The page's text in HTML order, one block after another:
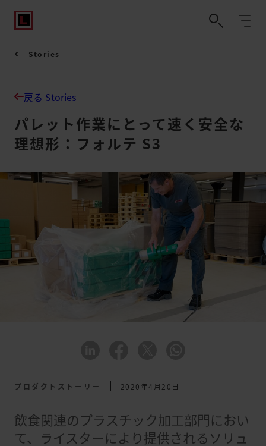
Stories
戻る Stories
パレット作業にとって速く安全な
理想形：フォルテ S3
プロダクトストーリー 2020年4月20日
飲食関連のプラスチック加工部門におい
て、ライスターにより提供されるソリュ